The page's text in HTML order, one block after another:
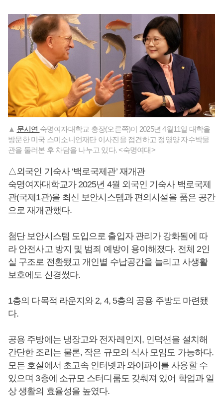
▲ 문시연 숙명여자대학교 총장(오른쪽)이 2025년 4월11일 대학을
방문한 미국 스미소니언재단 이사진을 접견하고 정영양 자수박물
관을 둘러본 후 차담을 나누고 있다. <숙명여대>
△외국인 기숙사 ‘백로국제관’ 재개관
숙명여자대학교가 2025년 4월 외국인 기숙사 백로국제
관(국제1관)을 최신 보안시스템과 편의시설을 품은 공간
으로 재개관했다.
첨단 보안시스템 도입으로 출입자 관리가 강화됨에 따
라 안전사고 방지 및 범죄 예방이 용이해졌다. 전체 2인
실 구조로 전환됐고 개인별 수납공간을 늘리고 사생활
보호에도 신경썼다.
1층의 다목적 라운지와 2, 4, 5층의 공용 주방도 마련됐
다.
공용 주방에는 냉장고와 전자레인지, 인덕션을 설치해
간단한 조리는 물론, 작은 규모의 식사 모임도 가능하다.
모든 호실에서 초고속 인터넷과 와이파이를 사용할 수
있으며 3층에 소규모 스터디룸도 갖춰져 있어 학업과 일
상 생활의 효율성을 높였다.